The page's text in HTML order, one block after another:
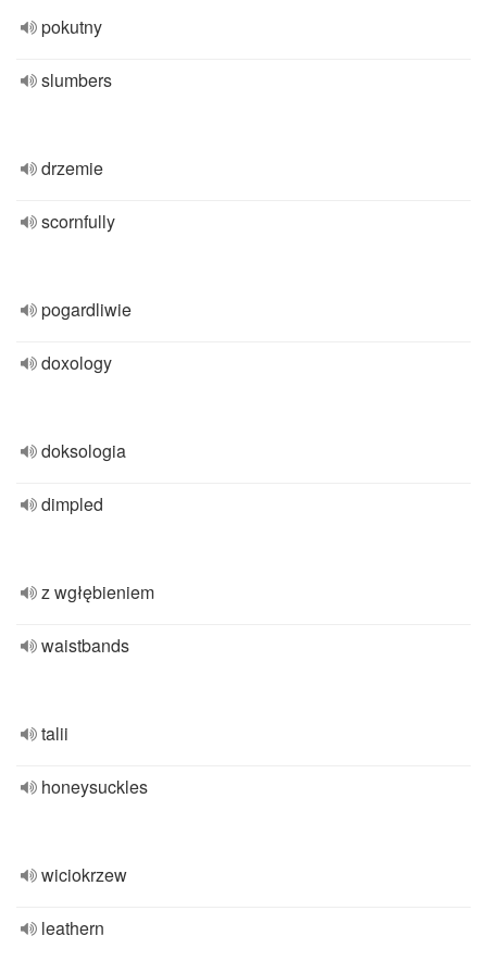
pokutny
slumbers
drzemie
scornfully
pogardliwie
doxology
doksologia
dimpled
z wgłębieniem
waistbands
talii
honeysuckles
wiciokrzew
leathern